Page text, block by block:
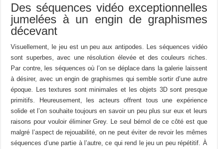
Des séquences vidéo exceptionnelles
jumelées à un engin de graphismes
décevant
Visuellement, le jeu est un peu aux antipodes. Les séquences vidéo
sont superbes, avec une résolution élevée et des couleurs riches.
Par contre, les séquences où l’on se déplace dans la galerie laissent
à désirer, avec un engin de graphismes qui semble sortir d’une autre
époque. Les textures sont minimales et les objets 3D sont presque
primitifs. Heureusement, les acteurs offrent tous une expérience
solide et l’on souhaite toujours en savoir un peu plus sur eux et leurs
raisons pour vouloir éliminer Grey. Le seul bémol de ce côté est que
malgré l’aspect de rejouabilité, on ne peut éviter de revoir les mêmes
séquences d’une partie à l’autre, ce qui rend le jeu un peu répétitif. À